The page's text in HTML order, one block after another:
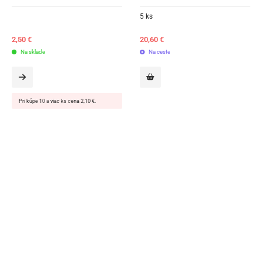
2,50 €
Na sklade
Pri kúpe 10 a viac ks cena 2,10 €.
5 ks
20,60 €
Na ceste